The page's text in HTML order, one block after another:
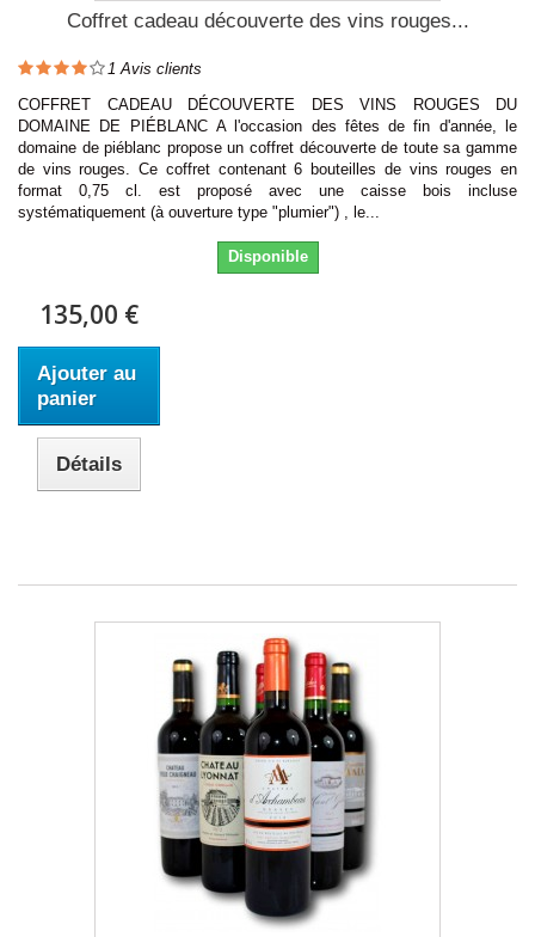
Coffret cadeau découverte des vins rouges...
1 Avis clients
COFFRET CADEAU DÉCOUVERTE DES VINS ROUGES DU
DOMAINE DE PIÉBLANC A l'occasion des fêtes de fin d'année, le
domaine de piéblanc propose un coffret découverte de toute sa gamme
de vins rouges. Ce coffret contenant 6 bouteilles de vins rouges en
format 0,75 cl. est proposé avec une caisse bois incluse
systématiquement (à ouverture type "plumier") , le...
Disponible
135,00 €
Ajouter au
panier
Détails